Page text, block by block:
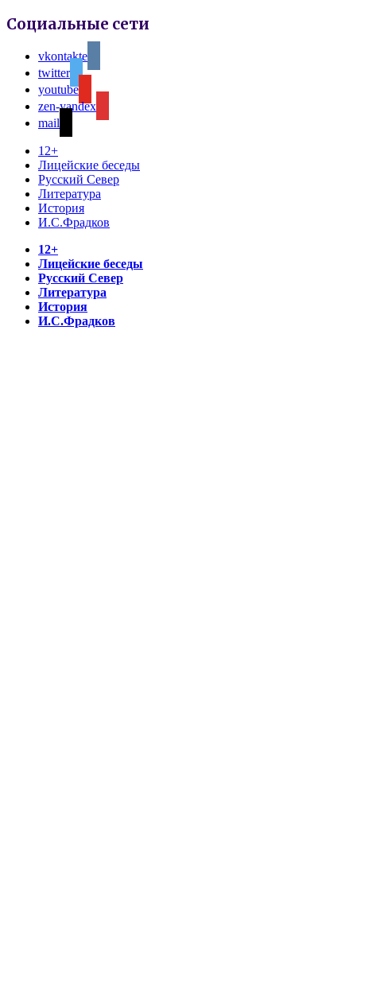
Социальные сети
vkontakte
twitter
youtube
zen-yandex
mail
12+
Лицейские беседы
Русский Север
Литература
История
И.С.Фрадков
12+
Лицейские беседы
Русский Север
Литература
История
И.С.Фрадков